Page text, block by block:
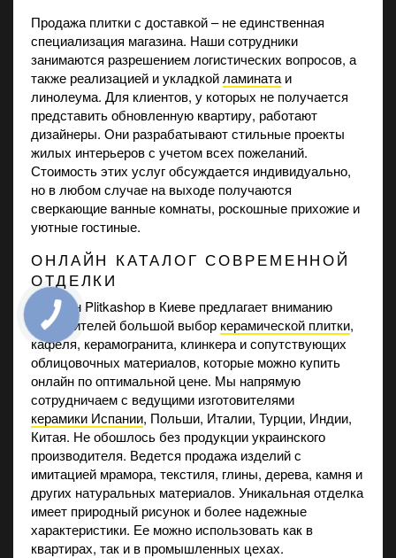
Продажа плитки с доставкой – не единственная
специализация магазина. Наши сотрудники
занимаются разрешением логистических вопросов, а
также реализацией и укладкой ламината и
линолеума. Для клиентов, у которых не получается
представить обновленную квартиру, работают
дизайнеры. Они разрабатывают стильные проекты
жилых интерьеров с учетом всех пожеланий.
Стоимость этих услуг обсуждается индивидуально,
но в любом случае на выходе получаются
сверкающие ванные комнаты, роскошные прихожие и
уютные гостиные.
ОНЛАЙН КАТАЛОГ СОВРЕМЕННОЙ
ОТДЕЛКИ
Магазин Plitkashop в Киеве предлагает вниманию
потребителей большой выбор керамической плитки,
кафеля, керамогранита, клинкера и сопутствующих
облицовочных материалов, которые можно купить
онлайн по оптимальной цене. Мы напрямую
сотрудничаем с ведущими изготовителями
керамики Испании, Польши, Италии, Турции, Индии,
Китая. Не обошлось без продукции украинского
производителя. Ведется продажа изделий с
имитацией мрамора, текстиля, глины, дерева, камня и
других натуральных материалов. Уникальная отделка
имеет природный рисунок и более надежные
характеристики. Ее можно использовать как в
квартирах, так и в промышленных цехах.